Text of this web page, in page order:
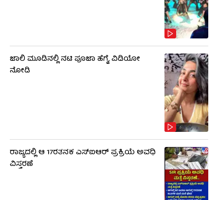
ಜಾಲಿ ಮೂಡಿನಲ್ಲಿ ನಟಿ ಪೂಜಾ ಹೆಗ್ಡೆ, ವಿಡಿಯೋ
ನೋಡಿ
ರಾಜ್ಯದಲ್ಲಿ ಆ 17ರತನಕ ಎಸ್‌ಐಆರ್ ಪ್ರಕ್ರಿಯೆ ಅವಧಿ
ವಿಸ್ತರಣೆ